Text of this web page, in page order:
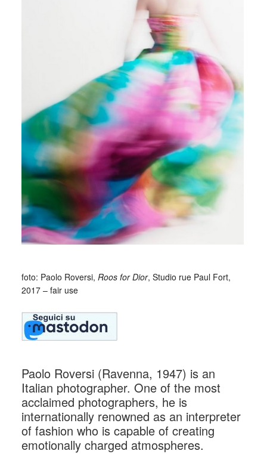
foto: Paolo Roversi, Roos for Dior, Studio rue Paul Fort,
2017 – fair use
Paolo Roversi (Ravenna, 1947) is an
Italian photographer. One of the most
acclaimed photographers, he is
internationally renowned as an interpreter
of fashion who is capable of creating
emotionally charged atmospheres.